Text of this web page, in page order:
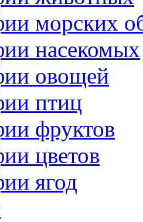
морских
насекомых
овощей
птиц
фруктов
цветов
ягод